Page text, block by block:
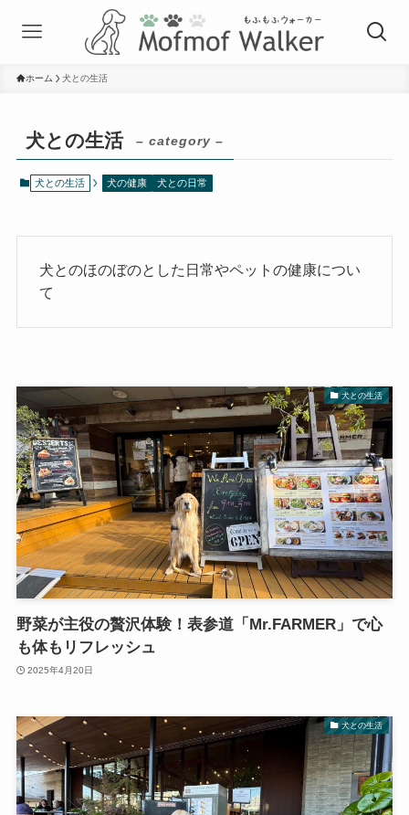
ホーム 犬との生活
犬との生活 – category –
犬との生活 犬の健康 犬との日常
犬とのほのぼのとした日常やペットの健康につい
て
犬との生活
野菜が主役の贅沢体験！表参道「Mr.FARMER」で心
も体もリフレッシュ
2025年4月20日
犬との生活